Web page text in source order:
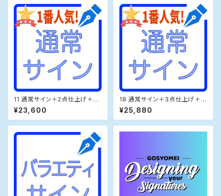
11 通常サイン＋2点仕上げ＋動
画＋お急ぎ24時間
¥23,600
18 通常サイン＋3点仕上げ＋動
画
¥25,880